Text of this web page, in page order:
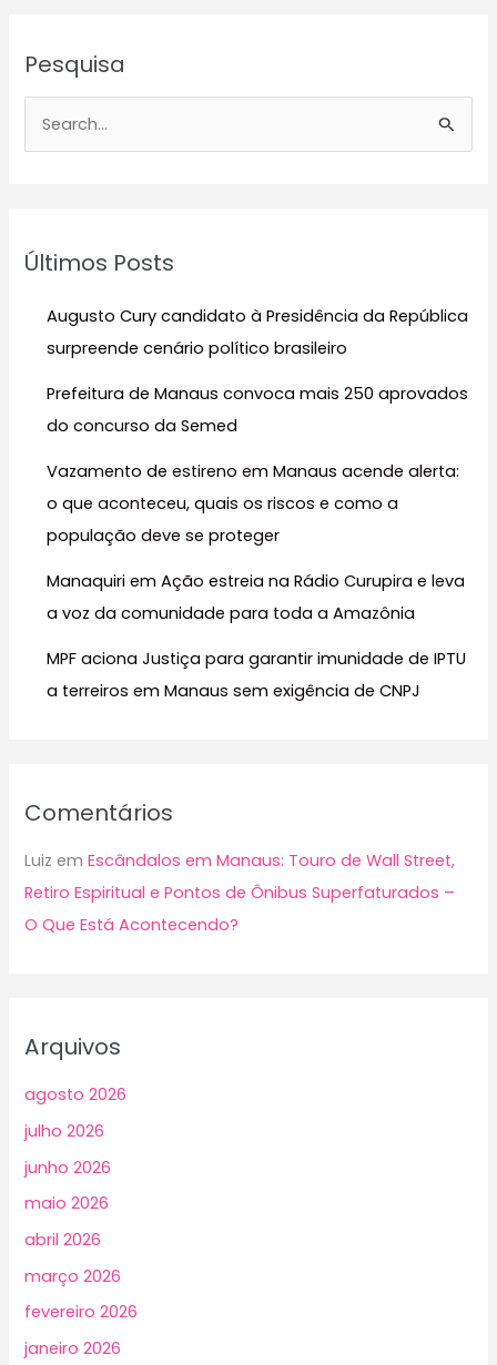
Pesquisa
iÚltimos Posts
Augusto Cury candidato à Presidência da República
surpreende cenário político brasileiro
Prefeitura de Manaus convoca mais 250 aprovados
do concurso da Semed
Vazamento de estireno em Manaus acende alerta:
o que aconteceu, quais os riscos e como a
população deve se proteger
Manaquiri em Ação estreia na Rádio Curupira e leva
a voz da comunidade para toda a Amazônia
MPF aciona Justiça para garantir imunidade de IPTU
a terreiros em Manaus sem exigência de CNPJ
Comentários
Luiz emEscândalos em Manaus: Touro de Wall Street,
Retiro Espiritual e Pontos de Ônibus Superfaturados –
O Que Está Acontecendo?
Arquivos
agosto 2026
julho 2026
junho 2026
maio 2026
abril 2026
março 2026
fevereiro 2026
janeiro 2026